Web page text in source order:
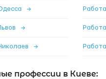
→
→
→
профессии в Киеве: